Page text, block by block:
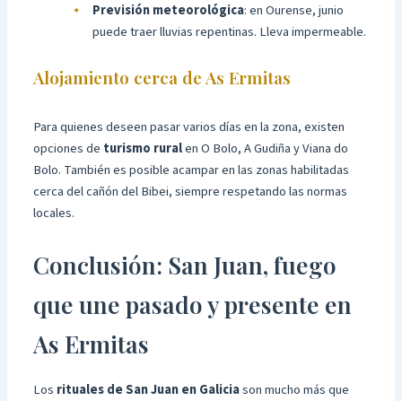
Previsión meteorológica: en Ourense, junio
puede traer lluvias repentinas. Lleva impermeable.
Alojamiento cerca de As Ermitas
Para quienes deseen pasar varios días en la zona, existen
opciones de turismo ruralen O Bolo, A Gudiña y Viana do
Bolo. También es posible acampar en las zonas habilitadas
cerca del cañón del Bibei, siempre respetando las normas
locales.
Conclusión: San Juan, fuego
que une pasado y presente en
As Ermitas
Los rituales de San Juan en Galiciason mucho más que